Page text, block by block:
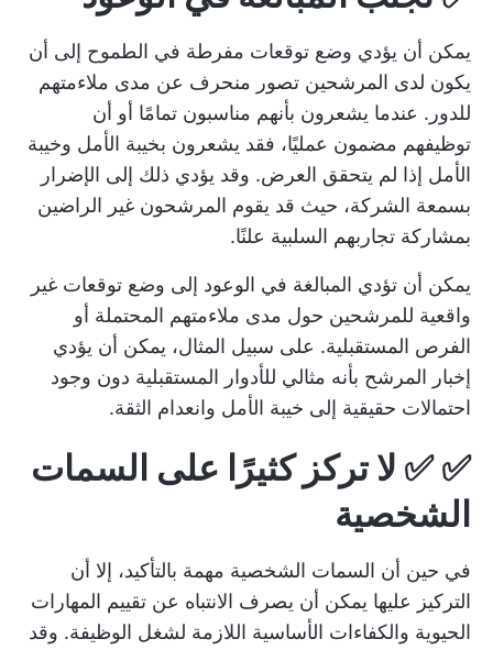
يمكن أن يؤدي وضع توقعات مفرطة في الطموح إلى أن
يكون لدى المرشحين تصور منحرف عن مدى ملاءمتهم
للدور. عندما يشعرون بأنهم مناسبون تمامًا أو أن
توظيفهم مضمون عمليًا، فقد يشعرون بخيبة الأمل وخيبة
الأمل إذا لم يتحقق العرض. وقد يؤدي ذلك إلى الإضرار
بسمعة الشركة، حيث قد يقوم المرشحون غير الراضين
بمشاركة تجاربهم السلبية علنًا.
يمكن أن تؤدي المبالغة في الوعود إلى وضع توقعات غير
واقعية للمرشحين حول مدى ملاءمتهم المحتملة أو
الفرص المستقبلية. على سبيل المثال، يمكن أن يؤدي
إخبار المرشح بأنه مثالي للأدوار المستقبلية دون وجود
احتمالات حقيقية إلى خيبة الأمل وانعدام الثقة.
✅ ✅ لا تركز كثيرًا على السمات
الشخصية
في حين أن السمات الشخصية مهمة بالتأكيد، إلا أن
التركيز عليها يمكن أن يصرف الانتباه عن تقييم المهارات
الحيوية والكفاءات الأساسية اللازمة لشغل الوظيفة. وقد